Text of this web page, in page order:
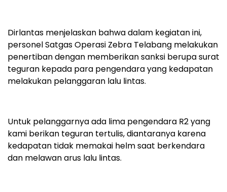
Dirlantas menjelaskan bahwa dalam kegiatan ini,
personel Satgas Operasi Zebra Telabang melakukan
penertiban dengan memberikan sanksi berupa surat
teguran kepada para pengendara yang kedapatan
melakukan pelanggaran lalu lintas.
Untuk pelanggarnya ada lima pengendara R2 yang
kami berikan teguran tertulis, diantaranya karena
kedapatan tidak memakai helm saat berkendara
dan melawan arus lalu lintas.